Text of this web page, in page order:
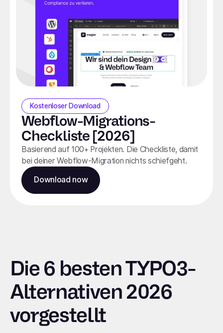
Kostenloser Download
Webflow-Migrations-
Checkliste [2026]
Basierend auf 100+ Projekten. Die Checkliste, damit
bei deiner Webflow-Migration nichts schiefgeht.
Download now
Die 6 besten TYPO3-
Alternativen 2026
vorgestellt